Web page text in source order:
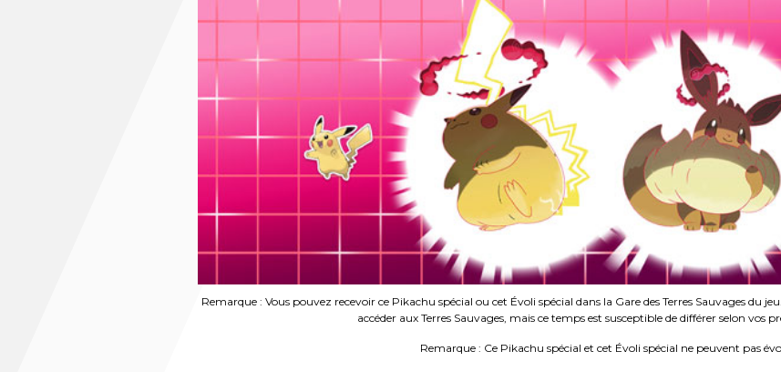
Remarque : Vous pouvez recevoir ce Pikachu spécial ou cet Évoli spécial dans la Gare des Terres Sauvages du
accéder aux Terres Sauvages, mais ce temps est susceptible de différer selon vos
Remarque : Ce Pikachu spécial et cet Évoli spécial ne peuvent pas